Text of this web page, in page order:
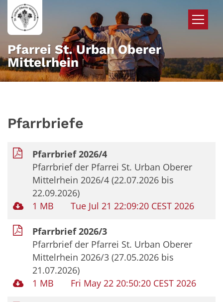
Zum Inhalt springen
Pfarrei St. Urban Oberer
Mittelrhein
Pfarrbriefe
Pfarrbrief 2026/4
Pfarrbrief der Pfarrei St. Urban Oberer
Mittelrhein 2026/4 (22.07.2026 bis
22.09.2026)
1 MB
Tue Jul 21 22:09:20 CEST 2026
Pfarrbrief 2026/3
Pfarrbrief der Pfarrei St. Urban Oberer
Mittelrhein 2026/3 (27.05.2026 bis
21.07.2026)
1 MB
Fri May 22 20:50:20 CEST 2026